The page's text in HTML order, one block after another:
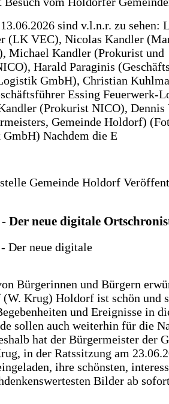
sind v.l.n.r. zu sehen:
(LK VEC), Nicolas Kandler
Michael Kandler (Prokurist und
Harald Paraginis
GmbH), Christian
Essing Feuerwerk-
(Prokurist NICO),
Gemeinde Holdorf)
Nachdem die E
Gemeinde Holdorf
Der neue digitale
Bürgerinnen und Bürgern
Krug) Holdorf ist schön und
und Ereignisse in
sollen auch weiterhin für die
hat der Bürgermeister der
in der Ratssitzung am
ihre schönsten,
Bilder ab